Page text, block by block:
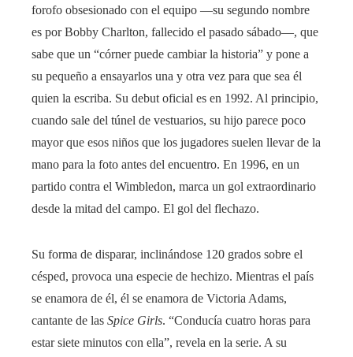
forofo obsesionado con el equipo —su segundo nombre
es por Bobby Charlton, fallecido el pasado sábado—, que
sabe que un “córner puede cambiar la historia” y pone a
su pequeño a ensayarlos una y otra vez para que sea él
quien la escriba. Su debut oficial es en 1992. Al principio,
cuando sale del túnel de vestuarios, su hijo parece poco
mayor que esos niños que los jugadores suelen llevar de la
mano para la foto antes del encuentro. En 1996, en un
partido contra el Wimbledon, marca un gol extraordinario
desde la mitad del campo. El gol del flechazo.
Su forma de disparar, inclinándose 120 grados sobre el
césped, provoca una especie de hechizo. Mientras el país
se enamora de él, él se enamora de Victoria Adams,
cantante de las Spice Girls. “Conducía cuatro horas para
estar siete minutos con ella”, revela en la serie. A su